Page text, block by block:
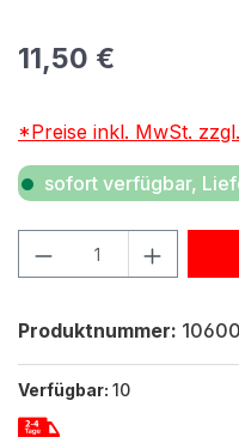
Regulärer Preis:
11,50 €
*Preise inkl. MwSt.
sofort verfügbar,
Produkt Anzahl: Gib
Produktnummer:
Verfügbar: 10